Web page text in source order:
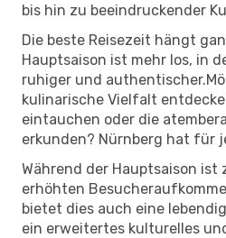
bis hin zu beeindruckender
Die beste Reisezeit hängt
Hauptsaison ist mehr los, in
ruhiger und
kulinarische Vielfalt
eintauchen oder die
erkunden? Nürnberg hat für
Während der Hauptsaison ist
erhöhten
bietet dies auch eine
ein erweitertes kulturelles